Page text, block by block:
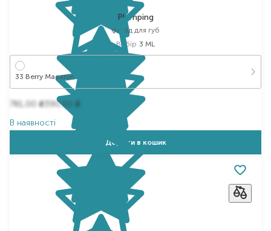
Plumping
флюїд для губ
Вибір 3 ML
33 Berry Macaron
781,00₴ 390,50
₴
В наявності
Додати в кошик